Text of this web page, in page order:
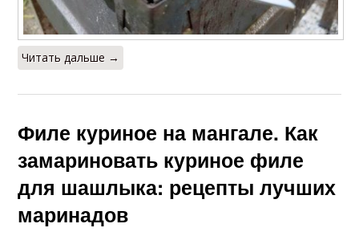
Читать дальше →
Филе куриное на мангале. Как
замариновать куриное филе
для шашлыка: рецепты лучших
маринадов